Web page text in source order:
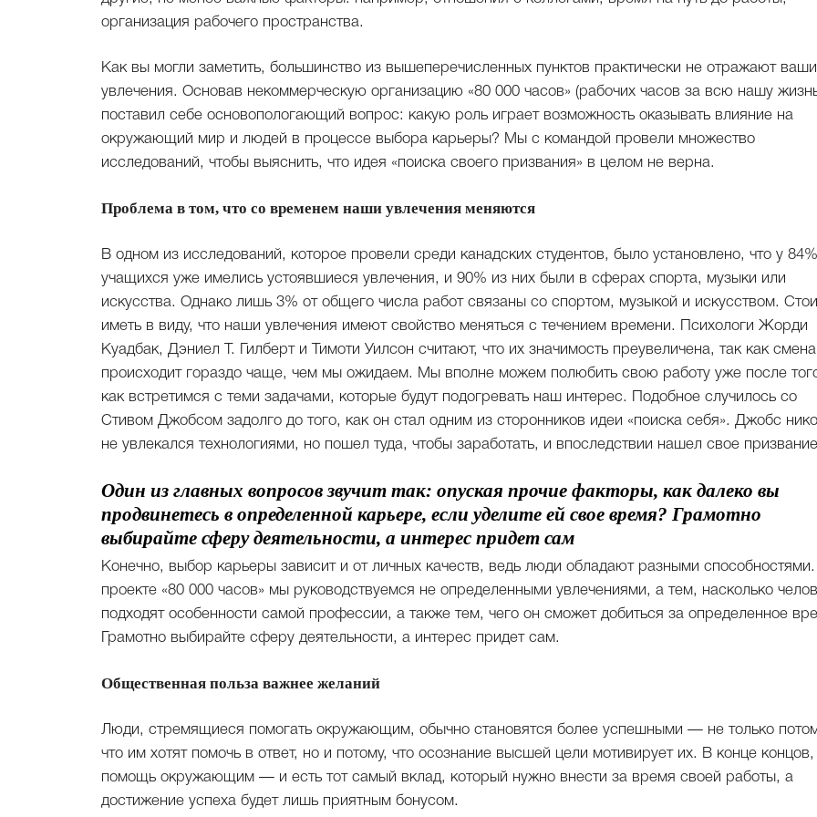
организация рабочего пространства.
Как вы могли заметить, большинство из вышеперечисленных пунктов практически не отражают ваши
увлечения. Основав некоммерческую организацию «80 000 часов» (рабочих часов за всю нашу
поставил себе основопологающий вопрос: какую роль играет возможность оказывать влияние на
окружающий мир и людей в процессе выбора карьеры? Мы с командой провели множество
исследований, чтобы выяснить, что идея «поиска своего призвания» в целом не верна.
Проблема в том, что со временем наши увлечения меняются
В одном из исследований, которое провели среди канадских студентов, было установлено, что у 84%
учащихся уже имелись устоявшиеся увлечения, и 90% из них были в сферах спорта, музыки или
искусства. Однако лишь 3% от общего числа работ связаны со спортом, музыкой и искусством.
иметь в виду, что наши увлечения имеют свойство меняться с течением времени. Психологи Жорди
Куадбак, Дэниел Т. Гилберт и Тимоти Уилсон считают, что их значимость преувеличена, так как смена
происходит гораздо чаще, чем мы ожидаем. Мы вполне можем полюбить свою работу уже после
как встретимся с теми задачами, которые будут подогревать наш интерес. Подобное случилось со
Стивом Джобсом задолго до того, как он стал одним из сторонников идеи «поиска себя». Джобс
не увлекался технологиями, но пошел туда, чтобы заработать, и впоследствии нашел свое
Один из главных вопросов звучит так: опуская прочие факторы, как далеко вы
продвинетесь в определенной карьере, если уделите ей свое время? Грамотно
выбирайте сферу деятельности, а интерес придет сам
Конечно, выбор карьеры зависит и от личных качеств, ведь люди обладают разными
проекте «80 000 часов» мы руководствуемся не определенными увлечениями, а тем, насколько
подходят особенности самой профессии, а также тем, чего он сможет добиться за определенное
Грамотно выбирайте сферу деятельности, а интерес придет сам.
Общественная польза важнее желаний
Люди, стремящиеся помогать окружающим, обычно становятся более успешными — не только
что им хотят помочь в ответ, но и потому, что осознание высшей цели мотивирует их. В конце концов,
помощь окружающим — и есть тот самый вклад, который нужно внести за время своей работы, а
достижение успеха будет лишь приятным бонусом.